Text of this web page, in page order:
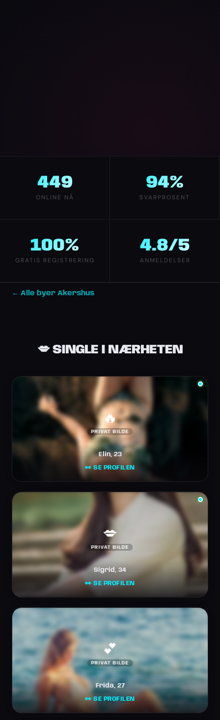
449
ONLINE NÅ
94%
SVARPROSENT
100%
GRATIS REGISTRERING
4.8/5
ANMELDELSER
← Alle byer Akershus
💋 SINGLE I NÆRHETEN
🔥
PRIVAT BILDE
Elin, 23
👀 SE PROFILEN
💋
PRIVAT BILDE
Sigrid, 34
👀 SE PROFILEN
💕
PRIVAT BILDE
Frida, 27
👀 SE PROFILEN